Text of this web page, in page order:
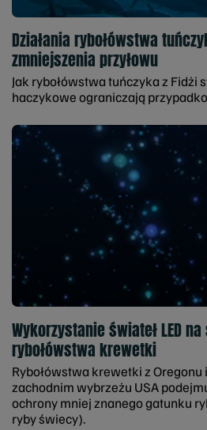
Działania rybołówstwa
zmniejszenia przyłowu
Jak rybołówstwa tuńczyka z Fidżi
haczykowe ograniczają
Wykorzystanie świateł LED
rybołówstwa krewetki
Rybołówstwa krewetki z Oregonu
zachodnim wybrzeżu USA
ochrony mniej znanego gatunku
ryby świecy).